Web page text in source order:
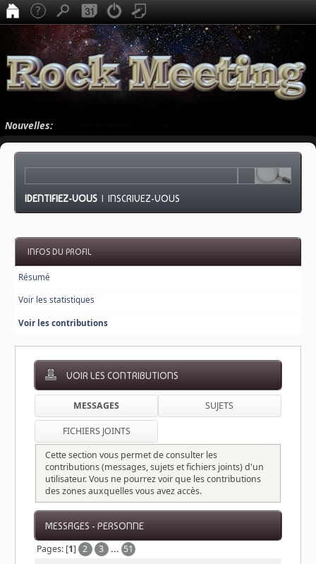
Nouvelles:
IDENTIFIEZ-VOUS |INSCRIVEZ-VOUS
INFOS DU PROFIL
Résumé
Voir les statistiques
Voir les contributions
VOIR LES CONTRIBUTIONS
MESSAGES SUJETS
FICHIERS JOINTS
Cette section vous permet de consulter les
contributions (messages, sujets et fichiers joints) d'un
utilisateur. Vous ne pourrez voir que les contributions
des zones auxquelles vous avez accès.
MESSAGES - PERSONNE
Pages: [1] 2 3 ... 51